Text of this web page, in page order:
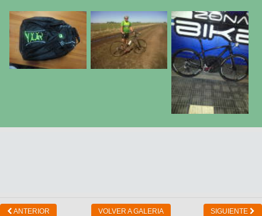
ANTERIOR VOLVER A GALERIA SIGUIENTE